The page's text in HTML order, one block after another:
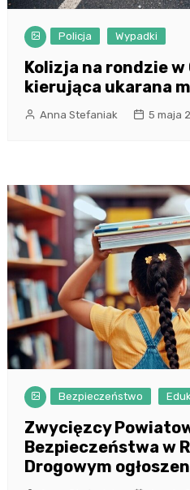
Policja Wypadki
Kolizja na rondzie
kierująca ukarana
Anna Stefaniak 5 maja
Bezpieczeństwo
Zwycięzcy
Bezpieczeństwa w
Drogowym